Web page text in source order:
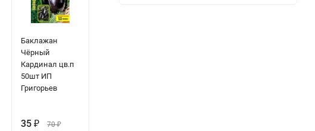
Баклажан
Чёрный
Кардинал цв.п
50шт ИП
Григорьев
35₽ 70₽